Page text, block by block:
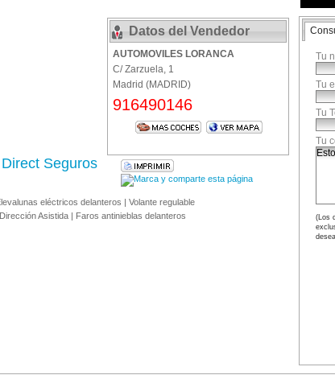
Datos del Vendedor
AUTOMOVILES LORANCA
C/ Zarzuela, 1
Madrid (MADRID)
916490146
Tu
Tu
Tu
Tu
(Los
Seguros
eléctricos delanteros | Volante regulable
Asistida | Faros antinieblas delanteros